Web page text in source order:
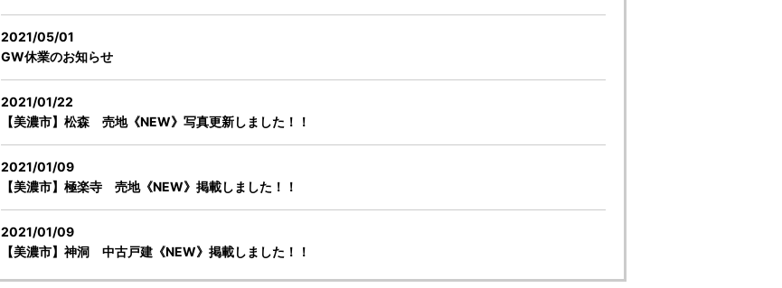
2021/05/01
GW休業のお知らせ
2021/01/22
【美濃市】松森 売地《NEW》写真更新しました！！
2021/01/09
【美濃市】極楽寺 売地《NEW》掲載しました！！
2021/01/09
【美濃市】神洞 中古戸建《NEW》掲載しました！！